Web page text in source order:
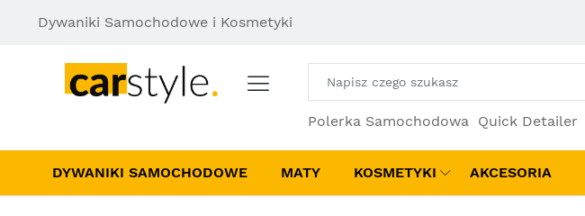
Dywaniki Samochodowe i Kosmetyki
Polerka Samochodowa Quick Detailer
DYWANIKI SAMOCHODOWE MATY KOSMETYKI AKCESORIA